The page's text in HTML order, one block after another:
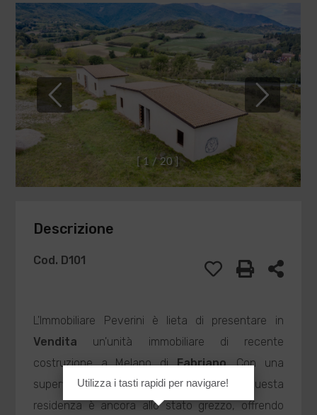
1 / 20
Descrizione
Cod. D101
L'Immobiliare Peverini è lieta di presentare in
Vendita un'unità immobiliare di recente
costruzione a Melano diFabriano. Con una
superficie complessiva di 120 mq, questa
residenza è ancora allo stato grezzo, offrendo
Utilizza i tasti rapidi per navigare!